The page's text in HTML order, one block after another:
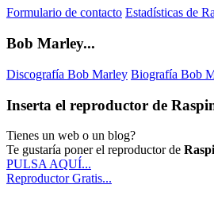
Formulario de contacto Estadísticas de
Bob Marley...
Discografía Bob Marley Biografía Bob
Inserta el reproductor de
Tienes un web o un blog?
Te gustaría poner el reproductor de
PULSA AQUÍ...
Reproductor Gratis...